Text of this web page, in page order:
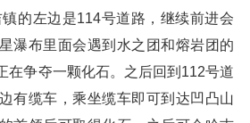
的左边是114号道路，继续前进会
瀑布里面会遇到水之团和熔岩团的
在争夺一颗化石。之后回到112号道
有缆车，乘坐缆车即可到达凹凸山